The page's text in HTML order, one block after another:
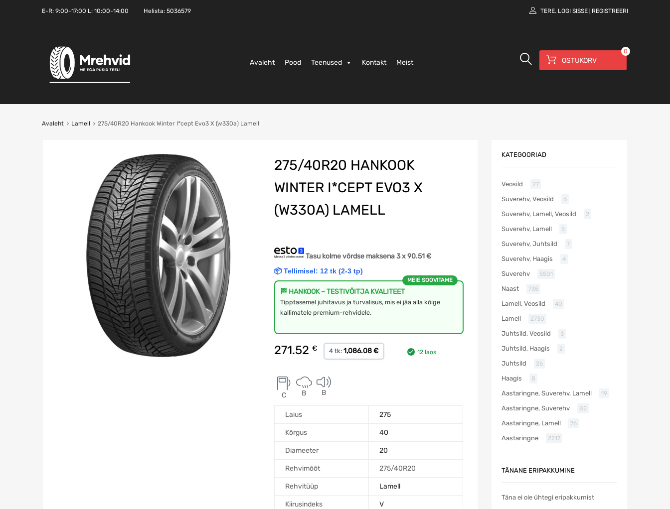
E-R: 9:00-17:00 L: 10:00-14:00 Helista: 5036579 TERE. LOGI SISSE REGISTREERI
OSTUKORV
0
Avaleht Pood Teenused Kontakt Meist
Avaleht Lamell 275/40R20 Hankook Winter I*cept Evo3 X (w330a) Lamell
275/40R20 HANKOOK
WINTER I*CEPT EVO3 X
(W330A) LAMELL
Tasu kolme võrdse maksena 3 x90.51€
📦 Tellimisel: 12 tk (2-3 tp)
MEIE SOOVITAME
🏁 HANKOOK – TESTIVÕITJA KVALITEET
Tipptasemel juhitavus ja turvalisus, mis ei jää alla kõige
kallimatele premium-rehvidele.
271.52 € 4 tk:1,086.08 € 12 laos
C B B
Laius 275
Kõrgus 40
Diameeter 20
Rehvimõõt 275/40R20
Rehvitüüp Lamell
Kiirusindeks V
KATEGOORIAD
Veosild 27
Suverehv, Veosild 6
Suverehv, Lamell, Veosild 2
Suverehv, Lamell 5
Suverehv, Juhtsild 7
Suverehv, Haagis 4
Suverehv 5501
Naast 735
Lamell, Veosild 40
Lamell 2730
Juhtsild, Veosild 3
Juhtsild, Haagis 2
Juhtsild 26
Haagis 8
Aastaringne, Suverehv, Lamell 19
Aastaringne, Suverehv 82
Aastaringne, Lamell 76
Aastaringne 2217
TÄNANE ERIPAKKUMINE
Täna ei ole ühtegi eripakkumist